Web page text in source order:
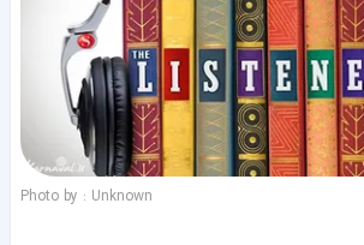
Photo by : Unknown